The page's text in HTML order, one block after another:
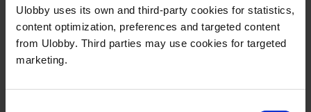
Ulobby uses its own and third-party cookies for statistics,
content optimization, preferences and targeted content
from Ulobby. Third parties may use cookies for targeted
marketing.
Mens et CRM kan være svært nyttig når
du jobber med å møte kundenes behov
og organisere relasjonen med dem, tilbyr